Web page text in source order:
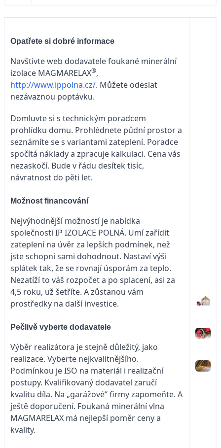
Opatřete si dobré informace
Navštivte web dodavatele foukané minerální
izolace MAGMARELAX®,
http://www.ippolna.cz/. Můžete odeslat
nezávaznou poptávku.
Domluvte si s technickým poradcem
prohlídku domu. Prohlédnete půdní prostor a
seznámíte se s variantami zateplení. Poradce
spočítá náklady a zpracuje kalkulaci. Cena vás
nezaskočí. Bude v řádu desítek tisíc,
návratnost do pěti let.
Možnost financování
Nejvýhodnější možností je nabídka
společnosti IP IZOLACE POLNÁ. Umí zařídit
zateplení na úvěr za lepších podmínek, než
jste schopni sami dohodnout. Nastaví výši
splátek tak, že se rovnají úsporám za teplo.
Nezatíží to váš rozpočet a po splacení, asi za
4,5 roku, už šetříte. A zůstanou vám
prostředky na další investice.
Pečlivě vyberte dodavatele
Výběr realizátora je stejně důležitý, jako
realizace. Vyberte nejkvalitnějšího.
Podmínkou je ISO na materiál i realizační
postupy. Kvalifikovaný dodavatel zaručí
kvalitu díla. Na „garážové“ firmy zapomeňte. A
ještě doporučení. Foukaná minerální vlna
MAGMARELAX má nejlepší poměr ceny a
kvality.